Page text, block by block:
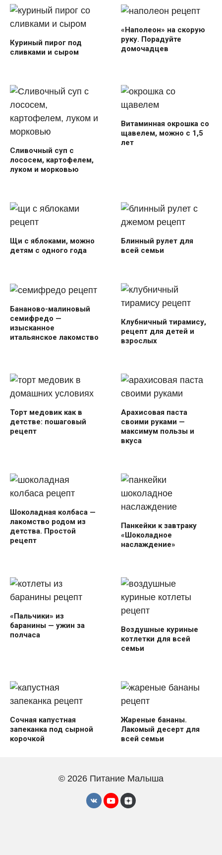
Куриный пирог под
сливками и сыром
«Наполеон» на скорую
руку. Порадуйте
домочадцев
Сливочный суп с
лососем, картофелем,
луком и морковью
Витаминная окрошка со
щавелем, можно с 1,5
лет
Щи с яблоками, можно
детям с одного года
Блинный рулет для
всей семьи
Бананово-малиновый
семифредо —
изысканное
итальянское лакомство
Клубничный тирамису,
рецепт для детей и
взрослых
Торт медовик как в
детстве: пошаговый
рецепт
Арахисовая паста
своими руками —
максимум пользы и
вкуса
Шоколадная колбаса —
лакомство родом из
детства. Простой
рецепт
Панкейки к завтраку
«Шоколадное
наслаждение»
«Пальчики» из
баранины — ужин за
полчаса
Воздушные куриные
котлетки для всей
семьи
Сочная капустная
запеканка под сырной
корочкой
Жареные бананы.
Лакомый десерт для
всей семьи
© 2026 Питание Малыша